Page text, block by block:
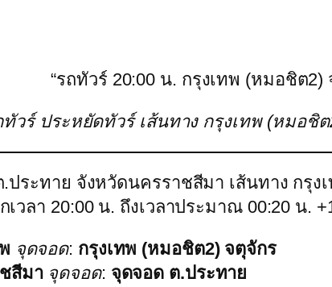
“รถทัวร์ 20:00 น. กรุงเทพ (หมอชิต
วร์ ประหยัดทัวร์ เส้นทาง กรุงเทพ (หมอชิ
ประทาย จังหวัดนครราชสีมา เส้นทาง กรุ
เวลา 20:00 น. ถึงเวลาประมาณ 00:20 น.
จุดจอด: กรุงเทพ (หมอชิต2) จตุจักร
สีมา จุดจอด: จุดจอด ต.ประทาย